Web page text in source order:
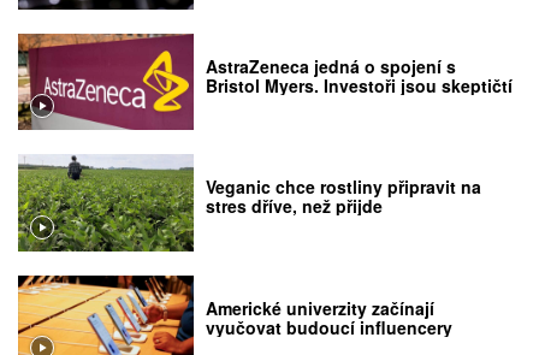
AstraZeneca jedná o spojení s
Bristol Myers. Investoři jsou skeptičtí
Veganic chce rostliny připravit na
stres dříve, než přijde
Americké univerzity začínají
vyučovat budoucí influencery